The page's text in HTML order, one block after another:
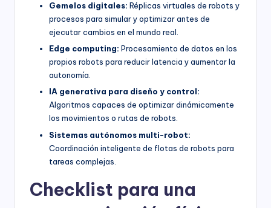
Gemelos digitales: Réplicas virtuales de robots y
procesos para simular y optimizar antes de
ejecutar cambios en el mundo real.
Edge computing: Procesamiento de datos en los
propios robots para reducir latencia y aumentar la
autonomía.
IA generativa para diseño y control:
Algoritmos capaces de optimizar dinámicamente
los movimientos o rutas de robots.
Sistemas autónomos multi-robot:
Coordinación inteligente de flotas de robots para
tareas complejas.
Checklist para una